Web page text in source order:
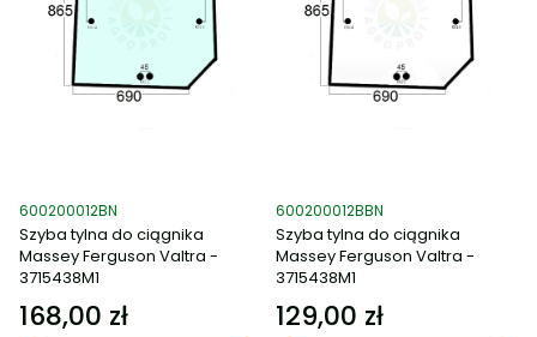
Kod produktu
600200012BN
Szyba tylna do ciągnika
Massey Ferguson Valtra -
3715438M1
Cena
168,00 zł
Kod produktu
600200012BBN
Szyba tylna do ciągnika
Massey Ferguson Valtra -
3715438M1
Cena
129,00 zł